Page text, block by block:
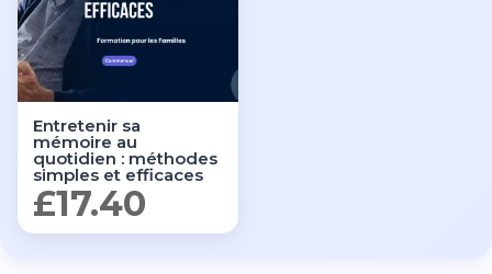
Entretenir sa
mémoire au
quotidien : méthodes
simples et efficaces
£17.40